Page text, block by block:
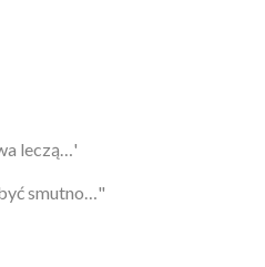
leczą…'
smutno…"